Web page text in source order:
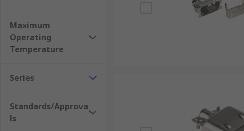
Maximum
Operating
Temperature
Series
Standards/Approva
ls